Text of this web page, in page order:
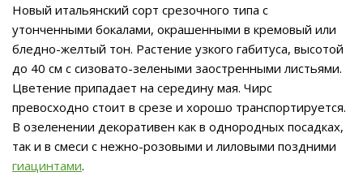
Новый итальянский сорт срезочного типа с
утонченными бокалами, окрашенными в кремовый или
бледно-желтый тон. Растение узкого габитуса, высотой
до 40 см с сизовато-зелеными заостренными листьями.
Цветение припадает на середину мая. Чирс
превосходно стоит в срезе и хорошо транспортируется.
В озеленении декоративен как в однородных посадках,
так и в смеси с нежно-розовыми и лиловыми поздними
гиацинтами.